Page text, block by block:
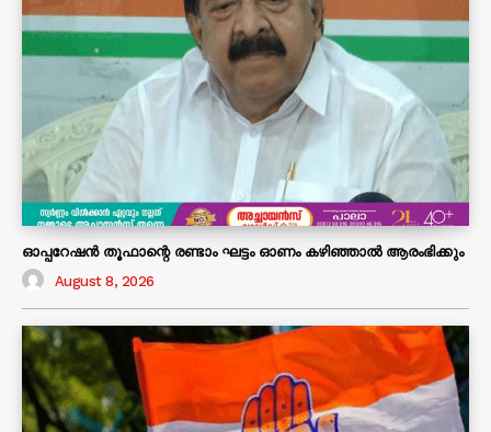
ഓപ്പറേഷൻ തൂഫാന്റെ രണ്ടാം ഘട്ടം ഓണം കഴിഞ്ഞാൽ ആരംഭിക്കും
August 8, 2026